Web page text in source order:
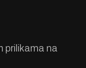
prilikama na